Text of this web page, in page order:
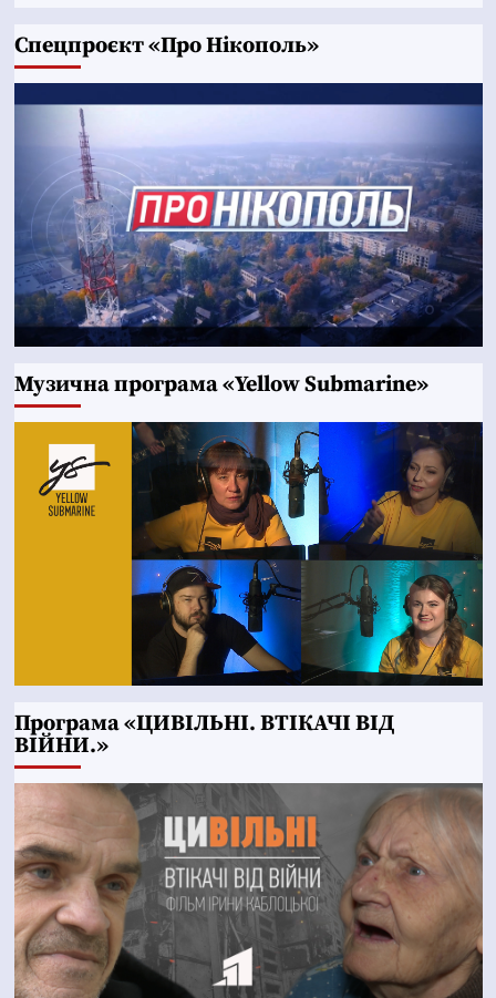
Cпецпроєкт «Про Нікополь»
Музична програма «Yellow Submarine»
Програма «ЦИВІЛЬНІ. ВТІКАЧІ ВІД
ВІЙНИ.»